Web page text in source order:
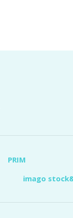
PRIM
imago